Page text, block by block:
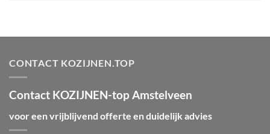
CONTACT KOZIJNEN.TOP
Contact KOZIJNEN-top Amstelveen
voor een vrijblijvend offerte en duidelijk advies